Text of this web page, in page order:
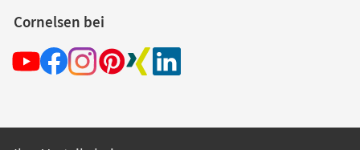
Cornelsen bei